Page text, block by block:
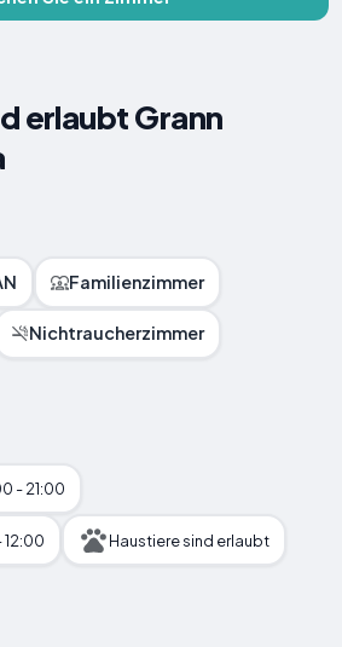
erlaubt Grann
Familienzimmer
Nichtraucherzimmer
- 21:00
Haustiere sind erlaubt